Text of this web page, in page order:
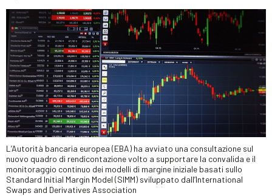
L’Autorità bancaria europea (EBA) ha avviato una consultazione sul
nuovo quadro di rendicontazione volto a supportare la convalida e il
monitoraggio continuo dei modelli di margine iniziale basati sullo
Standard Initial Margin Model (SIMM) sviluppato dall’International
Swaps and Derivatives Association